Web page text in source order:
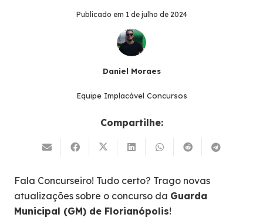
Publicado em 1 de julho de 2024
Daniel Moraes
Equipe Implacável Concursos
Compartilhe:
Fala Concurseiro! Tudo certo? Trago novas
atualizações sobre o concurso da Guarda
Municipal (GM) de Florianópolis!